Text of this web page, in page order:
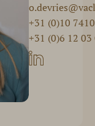
+31 (0)10
+31 (0)6 12 03